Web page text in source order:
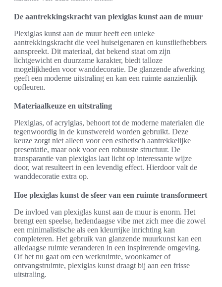
De aantrekkingskracht van plexiglas kunst aan de muur
Plexiglas kunst aan de muur heeft een unieke
aantrekkingskracht die veel huiseigenaren en kunstliefhebbers
aanspreekt. Dit materiaal, dat bekend staat om zijn
lichtgewicht en duurzame karakter, biedt talloze
mogelijkheden voor wanddecoratie. De glanzende afwerking
geeft een moderne uitstraling en kan een ruimte aanzienlijk
opfleuren.
Materiaalkeuze en uitstraling
Plexiglas, of acrylglas, behoort tot de moderne materialen die
tegenwoordig in de kunstwereld worden gebruikt. Deze
keuze zorgt niet alleen voor een esthetisch aantrekkelijke
presentatie, maar ook voor een robuuste structuur. De
transparantie van plexiglas laat licht op interessante wijze
door, wat resulteert in een levendig effect. Hierdoor valt de
wanddecoratie extra op.
Hoe plexiglas kunst de sfeer van een ruimte transformeert
De invloed van plexiglas kunst aan de muur is enorm. Het
brengt een speelse, hedendaagse vibe met zich mee die zowel
een minimalistische als een kleurrijke inrichting kan
completeren. Het gebruik van glanzende muurkunst kan een
alledaagse ruimte veranderen in een inspirerende omgeving.
Of het nu gaat om een werkruimte, woonkamer of
ontvangstruimte, plexiglas kunst draagt bij aan een frisse
uitstraling.